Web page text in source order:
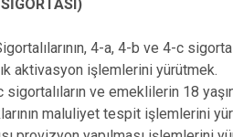
4-a, 4-b ve 4-c
aktivasyon işlemlerini yürütmek.
ve emeklilerin 18
maluliyet tespit işlemlerini